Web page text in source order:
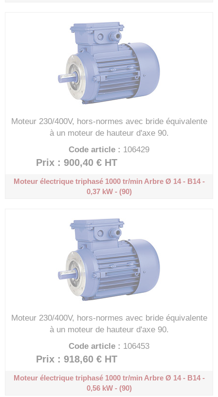
Moteur 230/400V, hors-normes avec bride équivalente
à un moteur de hauteur d'axe 90.
Code article : 106429
Prix : 900,40 € HT
Moteur électrique triphasé 1000 tr/minArbre Ø 14 - B14 -
0,37 kW - (90)
Moteur 230/400V, hors-normes avec bride équivalente
à un moteur de hauteur d'axe 90.
Code article : 106453
Prix : 918,60 € HT
Moteur électrique triphasé 1000 tr/minArbre Ø 14 - B14 -
0,56 kW - (90)